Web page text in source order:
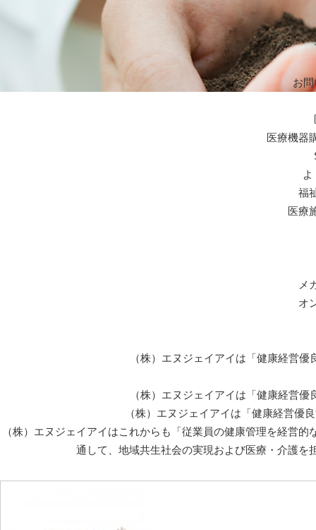
お
医療機器
福
医療
メ
オ
（株）エヌジェイアイは「健康経営
（株）エヌジェイアイは「健康経営
（株）エヌジェイアイは「健康経営優
（株）エヌジェイアイはこれからも「従業員の健康管理を経営
通して、地域共生社会の実現および医療・介護